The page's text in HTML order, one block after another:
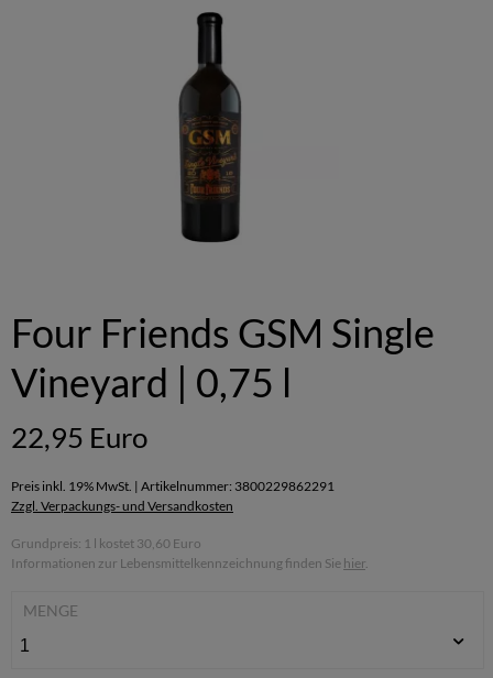
Four Friends GSM Single
Vineyard | 0,75 l
22,95 Euro
Preis inkl. 19% MwSt. | Artikelnummer: 3800229862291
Zzgl. Verpackungs- und Versandkosten
Grundpreis: 1 l kostet 30,60 Euro
Informationen zur Lebensmittelkennzeichnung finden Sie hier.
MENGE